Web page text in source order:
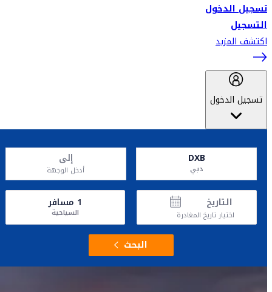
تسجيل الدخول
التسجيل
اكتشف المزيد
تسجيل الدخول
DXB
دبي
إلى
أدخل الوجهة
التاريخ
اختيار تاريخ المغادرة
1 مسافر
السياحية
البحث